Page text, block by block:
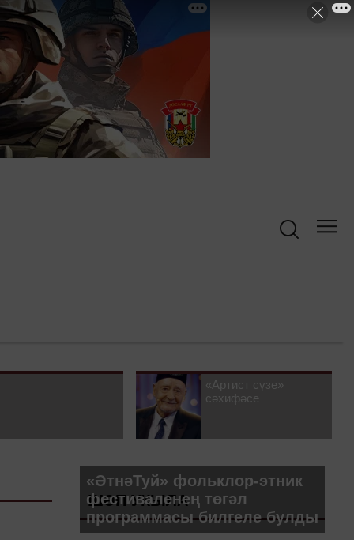
«Артист сүзе»
сәхифәсе
ШӘП УКЫЛА
«ӘтнәТуй» фольклор-этник
фестиваленең төгәл
программасы билгеле булды